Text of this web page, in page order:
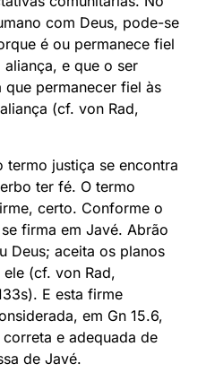
com Deus, pode-se
é ou permanece fiel
aliança, e que o ser
que permanecer fiel às
(cf. von Rad,
termo justiça se encontra
ter fé. O termo
certo. Conforme o
firma em Javé. Abrão
Deus; aceita os planos
(cf. von Rad,
E esta firme
em Gn 15.6,
e adequada de
de Javé.